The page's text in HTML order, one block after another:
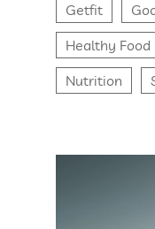
Getfit
Healthy Food
Nutrition